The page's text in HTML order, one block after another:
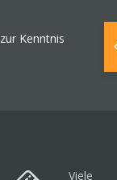
zur Kenntnis
Viele